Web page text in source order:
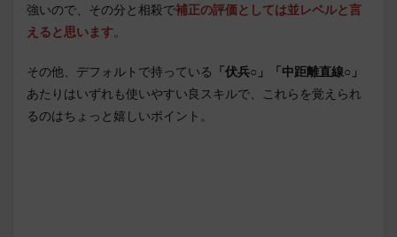
強いので、その分と相殺で補正の評価としては並レベルと言
えると思います。
その他、デフォルトで持っている 「伏兵○」「中距離直線○」
あたりはいずれも使いやすい良スキルで、これらを覚えられ
るのはちょっと嬉しいポイント。